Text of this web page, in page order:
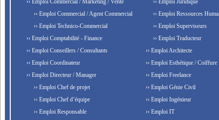
›› Emploi Commercial / Marketing / Vente
›› Emploi Commercial / Agent Commercial
›› Emploi Technico-Commercial
›› Emploi Comptabilité - Finance
›› Emploi Conseillers / Consultants
›› Emploi Coordinateur
›› Emploi Directeur / Manager
›› Emploi Chef de projet
›› Emploi Chef d’équipe
›› Emploi Responsable
›› Emploi Juridique
›› Emploi Ressources
›› Emploi Superviseurs
›› Emploi Traducteur
›› Emploi Architecte
›› Emploi Esthétique / Coiffure
›› Emploi Freelance
›› Emploi Génie Civil
›› Emploi Ingénieur
›› Emploi IT